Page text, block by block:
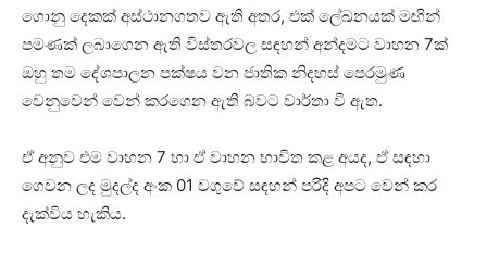
ගොනු දෙකක් අස්ථානගතව ඇති අතර, එක් ලේඛනයක් මඟින්
පමණක් ලබාගෙන ඇති විස්තරවල සඳහන් අන්දමට වාහන 7ක්
ඔහු තම දේශපාලන පක්ෂය වන ජාතික නිදහස් පෙරමුණ
වෙනුවෙන් වෙන් කරගෙන ඇති බවට වාර්තා වී ඇත.
ඒ අනුව එම වාහන 7 හා ඒ වාහන භාවිත කළ අයද, ඒ සඳහා
ගෙවන ලද මුදල්ද අංක 01 වගුවේ සඳහන් පරිදි අපට වෙන් කර
දැක්විය හැකිය.